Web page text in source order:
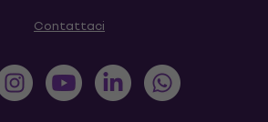
Contattaci